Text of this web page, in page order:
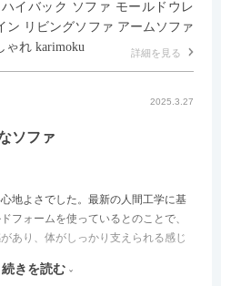
イバック ソファ モールドウレ
ン リビングソファ アームソファ
ゃれ karimoku
詳細を見る
2025.3.27
ソファ
地よさでした。最新の人間工学に基
フォームを使っているとのことで、
あり、体がしっかり支えられる感じ
うでした。回転タイプなので、個人
続きを読む